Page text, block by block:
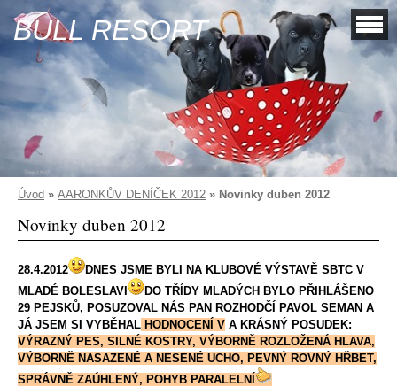
BULL RESORT
Úvod » AARONKŮV DENÍČEK 2012 » Novinky duben 2012
Novinky duben 2012
28.4.2012
DNES JSME BYLI NA KLUBOVÉ VÝSTAVĚ SBTC V
MLADÉ BOLESLAVI
DO TŘÍDY MLADÝCH BYLO PŘIHLÁŠENO
29 PEJSKŮ, POSUZOVAL NÁS PAN ROZHODČÍ PAVOL SEMAN A
JÁ JSEM SI VYBĚHAL HODNOCENÍ V A KRÁSNÝ POSUDEK:
VÝRAZNÝ PES, SILNÉ KOSTRY, VÝBORNĚ ROZLOŽENÁ HLAVA,
VÝBORNĚ NASAZENÉ A NESENÉ UCHO, PEVNÝ ROVNÝ HŘBET,
SPRÁVNĚ ZAÚHLENÝ, POHYB PARALELNÍ